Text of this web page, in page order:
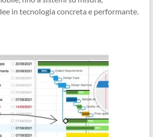
in tecnologia concreta e performante.